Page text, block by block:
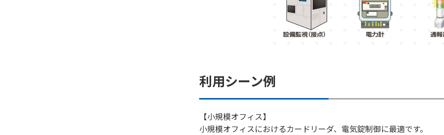
利用シーン例
【小規模オフィス】
小規模オフィスにおけるカードリーダ、電気錠制御に最適です。